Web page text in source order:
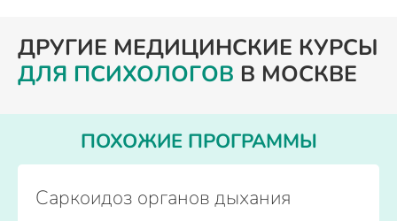
ДРУГИЕ МЕДИЦИНСКИЕ КУРСЫ
ДЛЯ ПСИХОЛОГОВ В МОСКВЕ
ПОХОЖИЕ ПРОГРАММЫ
Саркоидоз органов дыхания